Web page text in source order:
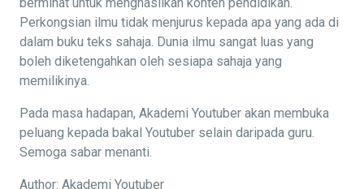
Perkongsian ilmu tidak menjurus kepada apa yang ada di
dalam buku teks sahaja. Dunia ilmu sangat luas yang
boleh diketengahkan oleh sesiapa sahaja yang
memilikinya.
Pada masa hadapan, Akademi Youtuber akan membuka
peluang kepada bakal Youtuber selain daripada guru.
Semoga sabar menanti.
Author: Akademi Youtuber